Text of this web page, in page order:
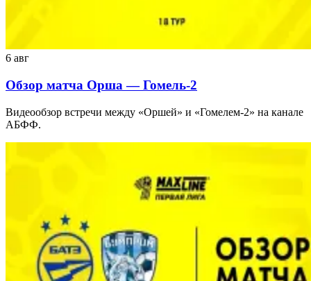
6 авг
Обзор матча Орша — Гомель-2
Видеообзор встречи между «Оршей» и «Гомелем-2» на канале
АБФФ.